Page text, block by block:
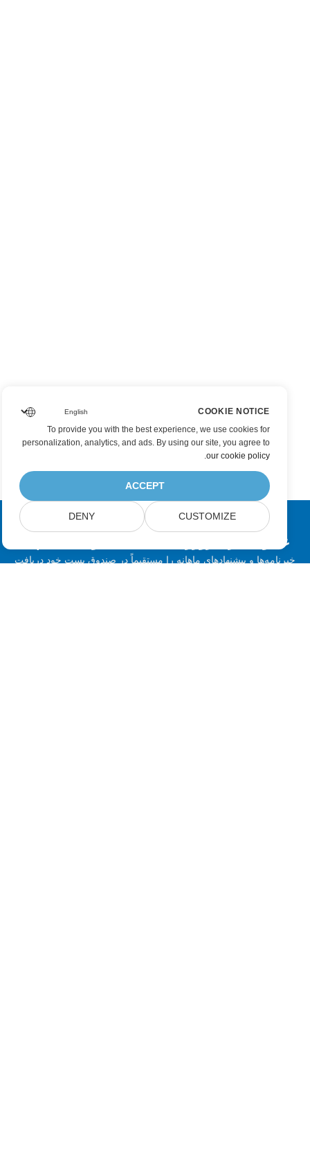
عضویت در به‌روزرسانی‌های محصولات Aspose
خبرنامه‌ها و پیشنهادهای ماهانه را مستقیماً در صندوق پست خود دریافت
COOKIE NOTICE
To provide you with the best experience, we use cookies for
personalization, analytics, and ads. By using our site, you agree to
our cookie policy
.
ACCEPT
CUSTOMIZE
DENY